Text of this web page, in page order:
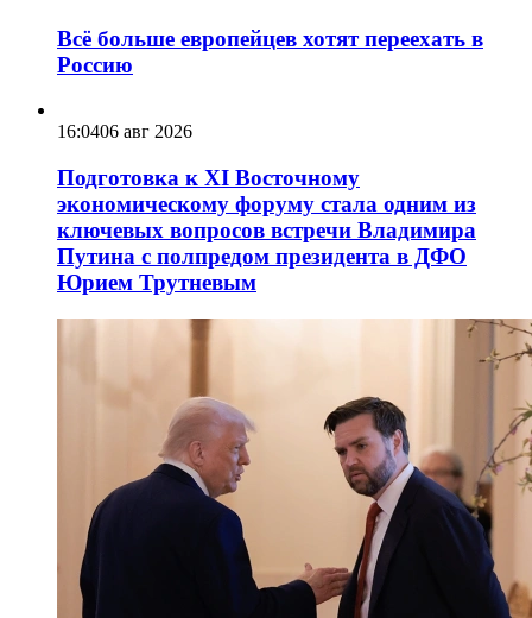
Всё больше европейцев хотят переехать в
Россию
16:0406 авг 2026
Подготовка к XI Восточному
экономическому форуму стала одним из
ключевых вопросов встречи Владимира
Путина с полпредом президента в ДФО
Юрием Трутневым